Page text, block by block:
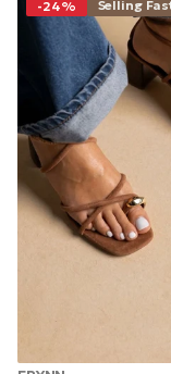
-24% Selling